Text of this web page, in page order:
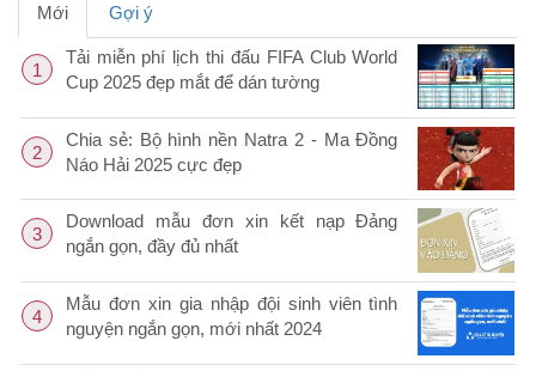
Mới Gợi ý
1
Tải miễn phí lịch thi đấu FIFA Club World
Cup 2025 đẹp mắt để dán tường
2
Chia sẻ: Bộ hình nền Natra 2 - Ma Đồng
Náo Hải 2025 cực đẹp
3
Download mẫu đơn xin kết nạp Đảng
ngắn gọn, đầy đủ nhất
4
Mẫu đơn xin gia nhập đội sinh viên tình
nguyện ngắn gọn, mới nhất 2024